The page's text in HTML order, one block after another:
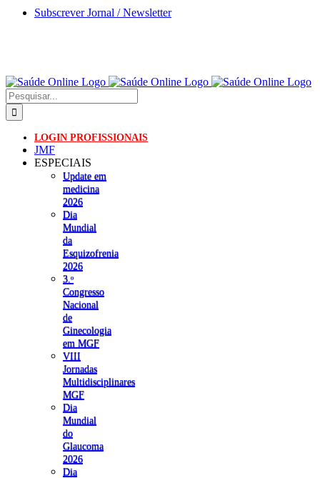
Skip
Subscrever Jornal / Newsletter
Pesquisar
LOGIN PROFISSIONAIS
JMF
ESPECIAIS
Update em
medicina
2026
Dia
Mundial
da
Esquizofrenia
2026
3.ᵒ
Congresso
Nacional
de
Ginecologia
em MGF
VIII
Jornadas
Multidisciplinares
MGF
Dia
Mundial
do
Glaucoma
2026
Dia